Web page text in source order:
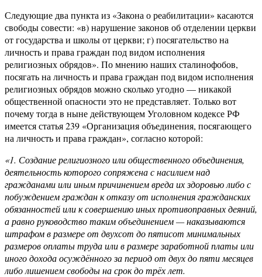
Следующие два пункта из «Закона о реабилитации» касаются
свободы совести: «в) нарушение законов об отделении церкви
от государства и школы от церкви; г) посягательство на
личность и права граждан под видом исполнения
религиозных обрядов». По мнению наших сталинофобов,
посягать на личность и права граждан под видом исполнения
религиозных обрядов можно сколько угодно — никакой
общественной опасности это не представляет. Только вот
почему тогда в ныне действующем Уголовном кодексе РФ
имеется статья 239 «Организация объединения, посягающего
на личность и права граждан», согласно которой:
«1. Создание религиозного или общественного объединения,
деятельность которого сопряжена с насилием над
гражданами или иным причинением вреда их здоровью либо с
побуждением граждан к отказу от исполнения гражданских
обязанностей или к совершению иных противоправных деяний,
а равно руководство таким объединением — наказываются
штрафом в размере от двухсот до пятисот минимальных
размеров оплаты труда или в размере заработной платы или
иного дохода осуждённого за период от двух до пяти месяцев
либо лишением свободы на срок до трёх лет.